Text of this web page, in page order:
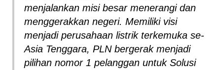
menjalankan misi besar menerangi dan
menggerakkan negeri. Memiliki visi
menjadi perusahaan listrik terkemuka se-
Asia Tenggara, PLN bergerak menjadi
pilihan nomor 1 pelanggan untuk Solusi